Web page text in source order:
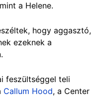
a Helene.
hogy aggasztó,
ezeknek a
feszültséggel teli
Callum Hood, a Center